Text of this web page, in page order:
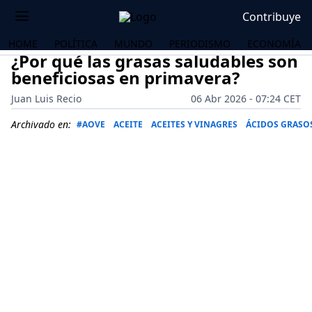
Contribuye
HOME POLÍTICA MUNDO PERIODISMO ECONOMÍA
¿Por qué las grasas saludables son
beneficiosas en primavera?
Juan Luis Recio
06 Abr 2026 - 07:24 CET
Archivado en: #AOVE ACEITE ACEITES Y VINAGRES ÁCIDOS